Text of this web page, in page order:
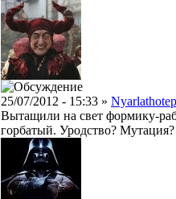
25/07/2012 - 15:33 » Nyarlathotep
Вытащили на свет формику-
горбатый. Уродство? Мутация?